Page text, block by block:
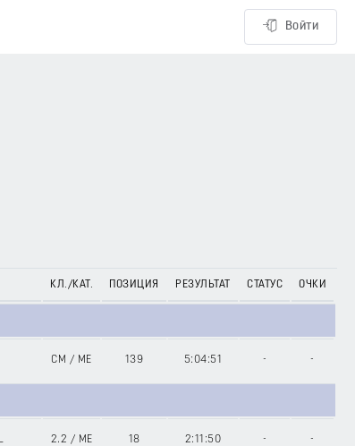
Войти
КЛ./КАТ. ПОЗИЦИЯ РЕЗУЛЬТАТ СТАТУС ОЧКИ
CM / ME 139 5:04:51 - -
2.2 / ME 18 2:11:50 - -